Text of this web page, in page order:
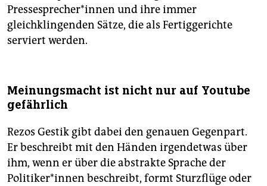
Pressesprecher*innen und ihre immer
gleichklingenden Sätze, die als Fertiggerichte
serviert werden.
Meinungsmacht ist nicht nur auf Youtube
gefährlich
Rezos Gestik gibt dabei den genauen Gegenpart.
Er beschreibt mit den Händen irgendetwas über
ihm, wenn er über die abstrakte Sprache der
Politiker*innen beschreibt, formt Sturzflüge oder